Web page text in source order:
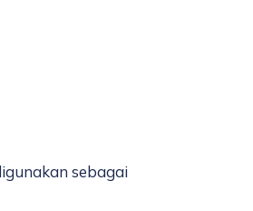
sebagai